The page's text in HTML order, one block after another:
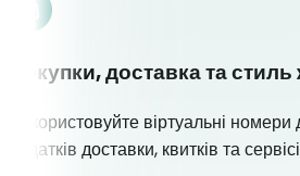
Покупки, доставка та стиль
Використовуйте віртуальні
додатків доставки, квитків та